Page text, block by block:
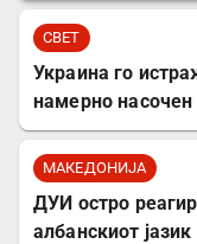
СВЕТ
Украина го
намерно насочен
МАКЕДОНИЈА
ДУИ остро
албанскиот